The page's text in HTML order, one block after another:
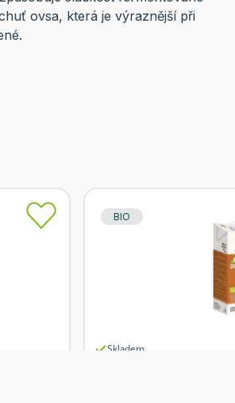
ovsa, která je výraznější při
BIO
Skladem